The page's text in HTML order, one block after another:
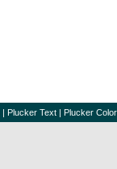
| Plucker Text | Plucker Color